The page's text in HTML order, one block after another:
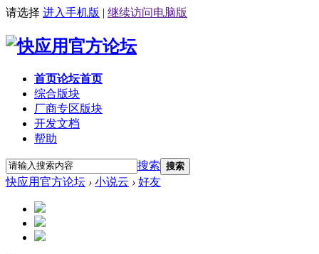
请选择 进入手机版 | 继续访问电脑版
首页论坛首页
综合版块
厂商专区版块
开发文档
帮助
搜索 搜索
快应用官方论坛 › 小说云 › 好友